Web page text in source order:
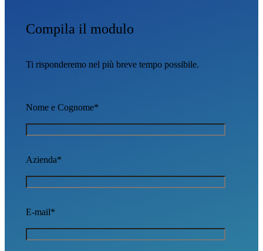
Compila il modulo
Ti risponderemo nel più breve tempo possibile.
Nome e Cognome*
Azienda*
E-mail*